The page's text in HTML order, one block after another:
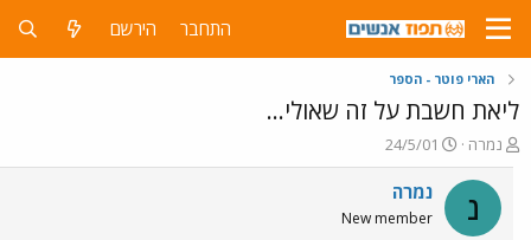
התחבר הירשם
הארי פוטר - הספר
ליאת חשבת על זה שאולי...
פ
ו
ת
ח
ה
נמרה
פ
ו
ר
24/5/01
נ נמרה
New member